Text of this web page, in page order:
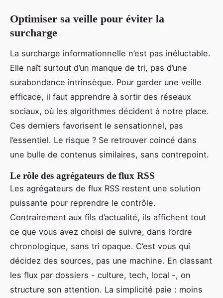
Optimiser sa veille pour éviter la
surcharge
La surcharge informationnelle n’est pas inéluctable.
Elle naît surtout d’un manque de tri, pas d’une
surabondance intrinsèque. Pour garder une veille
efficace, il faut apprendre à sortir des réseaux
sociaux, où les algorithmes décident à notre place.
Ces derniers favorisent le sensationnel, pas
l’essentiel. Le risque ? Se retrouver coincé dans
une bulle de contenus similaires, sans contrepoint.
Le rôle des agrégateurs de flux RSS
Les agrégateurs de flux RSS restent une solution
puissante pour reprendre le contrôle.
Contrairement aux fils d’actualité, ils affichent tout
ce que vous avez choisi de suivre, dans l’ordre
chronologique, sans tri opaque. C’est vous qui
décidez des sources, pas une machine. En classant
les flux par dossiers - culture, tech, local -, on
structure son attention. La simplicité paie : moins